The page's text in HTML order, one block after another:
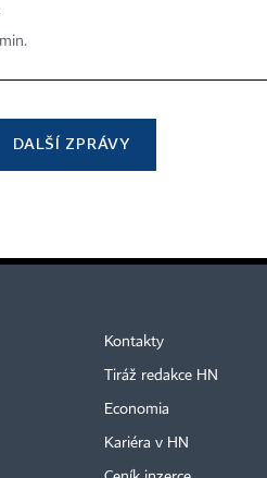
DALŠÍ ZPRÁVY
Kontakty
Tiráž redakce HN
Economia
Kariéra v HN